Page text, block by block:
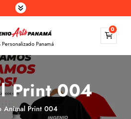
Personalizado Panamá
0
Print 004
Animal Print 004